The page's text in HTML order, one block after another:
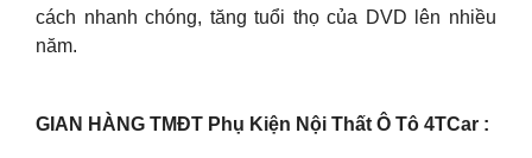
cách nhanh chóng, tăng tuổi thọ của DVD lên nhiều
năm.
GIAN HÀNG TMĐT Phụ Kiện Nội Thất Ô Tô 4TCar :